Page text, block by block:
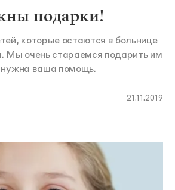
подарки!
которые остаются в больнице
Мы очень стараемся подарить им
нужна ваша помощь.
21.11.2019